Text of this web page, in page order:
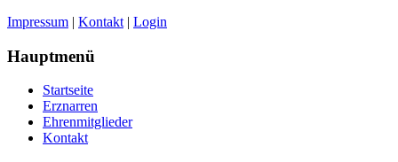
Impressum | Kontakt | Login
Hauptmenü
Startseite
Erznarren
Ehrenmitglieder
Kontakt